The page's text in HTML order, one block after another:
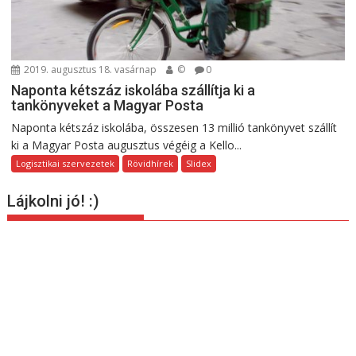
2019. augusztus 18. vasárnap © 0
Naponta kétszáz iskolába szállítja ki a
tankönyveket a Magyar Posta
Naponta kétszáz iskolába, összesen 13 millió tankönyvet szállít
ki a Magyar Posta augusztus végéig a Kello...
Logisztikai szervezetek Rövidhírek Slidex
Lájkolni jó! :)